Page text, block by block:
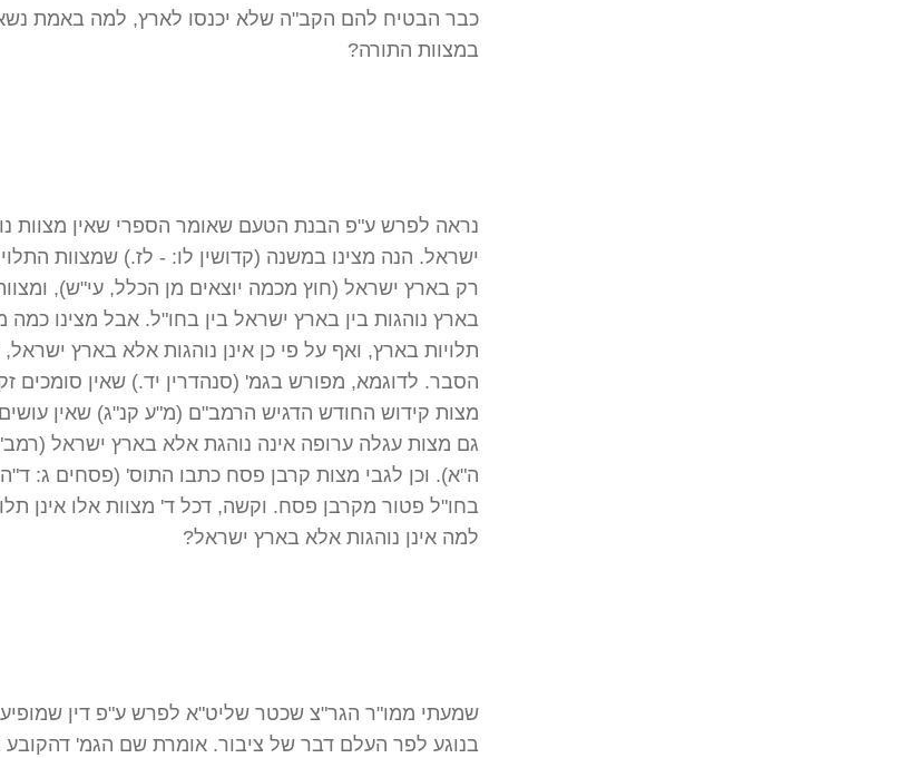
כבר הבטיח להם הקב"ה שלא יכנסו לארץ, למה באמת
במצוות התורה?
נראה לפרש ע"פ הבנת הטעם שאומר הספרי שאין מצוות
ישראל. הנה מצינו במשנה (קדושין לו: - לז.) שמצוות
רק בארץ ישראל (חוץ מכמה יוצאים מן הכלל, עי"ש),
בארץ נוהגות בין בארץ ישראל בין בחו"ל. אבל מצינו כמה
תלויות בארץ, ואף על פי כן אינן נוהגות אלא בארץ ישראל,
הסבר. לדוגמא, מפורש בגמ' (סנהדרין יד.) שאין סומכים
מצות קידוש החודש הדגיש הרמב"ם (מ"ע קנ"ג) שאין
גם מצות עגלה ערופה אינה נוהגת אלא בארץ ישראל
ה"א). וכן לגבי מצות קרבן פסח כתבו התוס' (פסחים ג:
בחו"ל פטור מקרבן פסח. וקשה, דכל ד' מצוות אלו אינן
למה אינן נוהגות אלא בארץ ישראל?
שמעתי ממו"ר הגר"צ שכטר שליט"א לפרש ע"פ דין שמופיע
בנוגע לפר העלם דבר של ציבור. אומרת שם הגמ'